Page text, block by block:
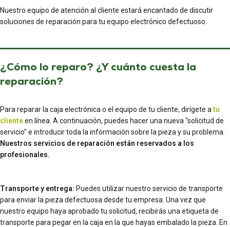
Nuestro equipo de atención al cliente estará encantado de discutir
soluciones de reparación para tu equipo electrónico defectuoso.
¿Cómo lo reparo? ¿Y cuánto cuesta la
reparación?
Para reparar la caja electrónica o el equipo de tu cliente, dirígete atu
clienteen línea. A continuación, puedes hacer una nueva "solicitud de
servicio" e introducir toda la información sobre la pieza y su problema.
Nuestros servicios de reparación están reservados a los
profesionales.
Transporte y entrega: Puedes utilizar nuestro servicio de transporte
para enviar la pieza defectuosa desde tu empresa. Una vez que
nuestro equipo haya aprobado tu solicitud, recibirás una etiqueta de
transporte para pegar en la caja en la que hayas embalado la pieza. En